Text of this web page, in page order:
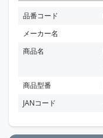
品番コード
メーカー名
商品名
商品型番
JANコード